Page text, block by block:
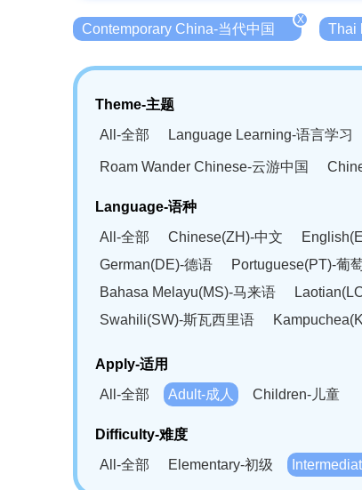
Contemporary China-当代中国
X
Thai
Theme-主题
All-全部
Language Learning-语言学习
Roam Wander Chinese-云游中国
Language-语种
All-全部
Chinese(ZH)-中文
German(DE)-德语
Portuguese(PT)-葡
Bahasa Melayu(MS)-马来语
Swahili(SW)-斯瓦西里语
Apply-适用
All-全部
Adult-成人 Children-儿童
Difficulty-难度
All-全部
Elementary-初级